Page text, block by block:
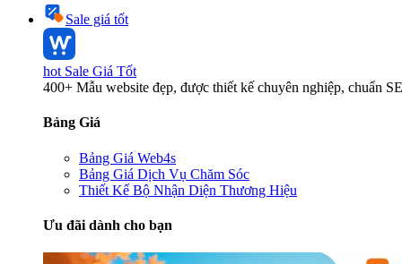
Sale giá tốt
hot Sale Giá Tốt
400+ Mẫu website đẹp, được thiết kế chuyên nghiệp, chuẩn
Bảng Giá
Bảng Giá Web4s
Bảng Giá Dịch Vụ Chăm Sóc
Thiết Kế Bộ Nhận Diện Thương Hiệu
Ưu đãi dành cho bạn